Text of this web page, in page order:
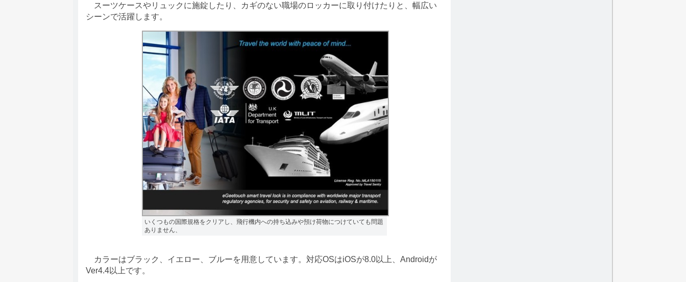
スーツケースやリュックに施錠したり、カギのない職場のロッカーに取り付けたりと、幅広い
シーンで活躍します。
いくつもの国際規格をクリアし、飛行機内への持ち込みや預け荷物につけていても問題
ありません、
カラーはブラック、イエロー、ブルーを用意しています。対応OSはiOSが8.0以上、Androidが
Ver4.4以上です。